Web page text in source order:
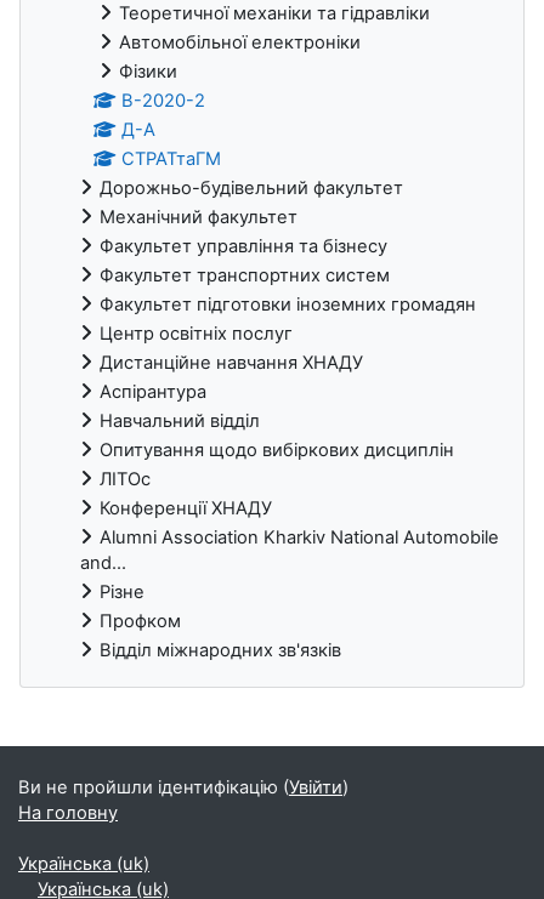
Теоретичної механіки та гідравліки
Автомобільної електроніки
Фізики
В-2020-2
Д-А
СТРАТтаГМ
Дорожньо-будівельний факультет
Механічний факультет
Факультет управління та бізнесу
Факультет транспортних систем
Факультет підготовки іноземних громадян
Центр освітніх послуг
Дистанційне навчання ХНАДУ
Аспірантура
Навчальний відділ
Опитування щодо вибіркових дисциплін
ЛІТОс
Конференції ХНАДУ
Alumni Association Kharkiv National Automobile
and...
Різне
Профком
Відділ міжнародних зв'язків
Блоки
Ви не пройшли ідентифікацію (Увійти)
На головну
Українська ‎(uk)‎
Українська ‎(uk)‎